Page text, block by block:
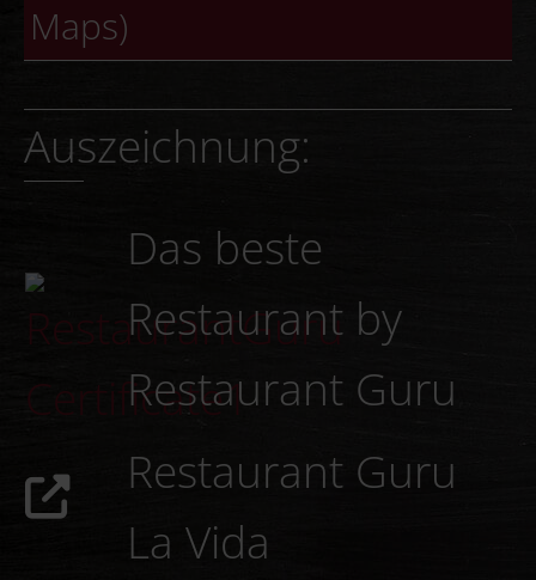
Maps)
Auszeichnung:
Das beste
Restaurant by
Restaurant Guru
Restaurant Guru
La Vida